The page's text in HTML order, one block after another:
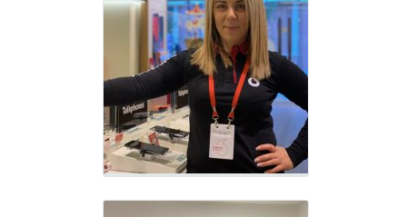
Κώστας Τσιούμας
Business Advisor - VF550